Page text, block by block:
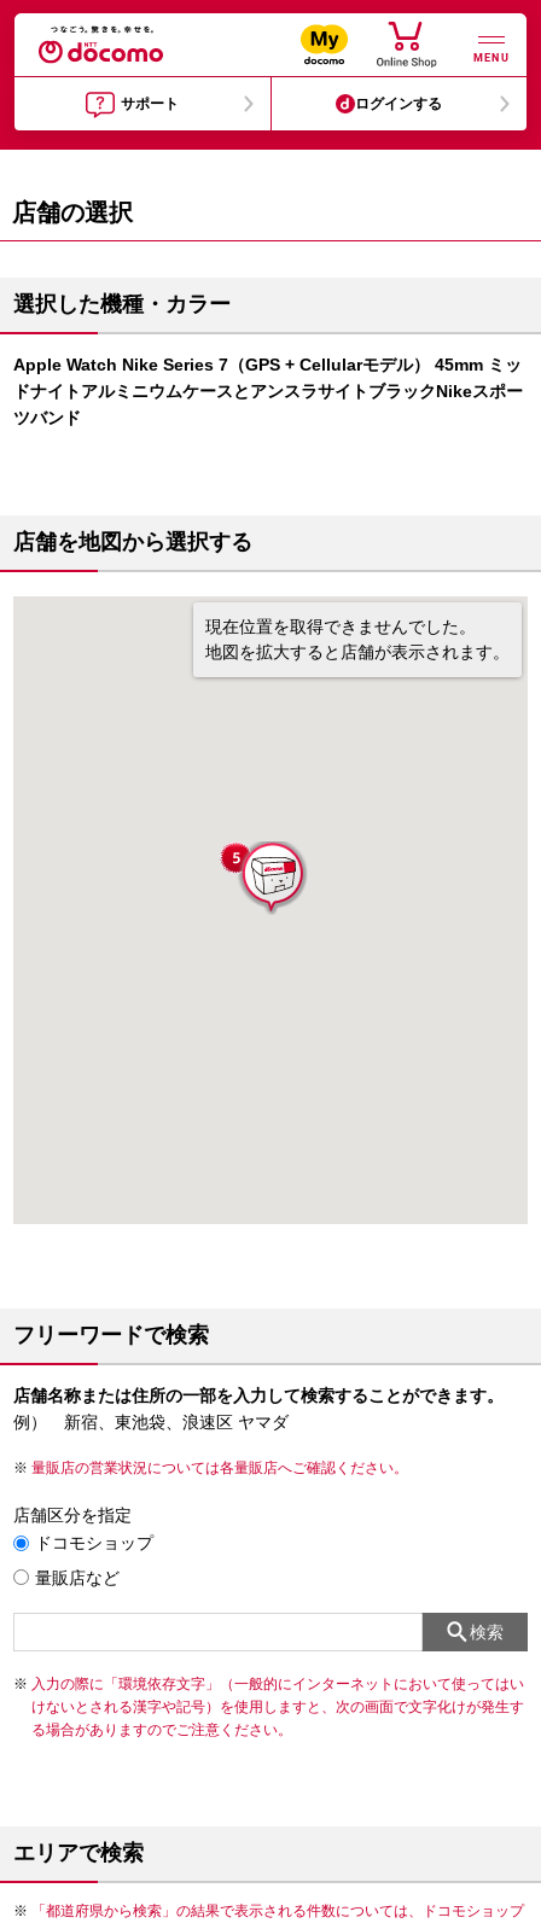
MENU
サポート ログインする
店舗の選択
選択した機種・カラー
Apple Watch Nike Series 7（GPS + Cellularモデル） 45mm ミッ
ドナイトアルミニウムケースとアンスラサイトブラックNikeスポー
ツバンド
店舗を地図から選択する
現在位置を取得できませんでした。
地図を拡大すると店舗が表示されます。
フリーワードで検索
店舗名称または住所の一部を入力して検索することができます。
例） 新宿、東池袋、浪速区 ヤマダ
量販店の営業状況については各量販店へご確認ください。
店舗区分を指定
ドコモショップ
量販店など
検索
入力の際に「環境依存文字」（一般的にインターネットにおいて使ってはい
けないとされる漢字や記号）を使用しますと、次の画面で文字化けが発生す
る場合がありますのでご注意ください。
エリアで検索
「都道府県から検索」の結果で表示される件数については、ドコモショップ